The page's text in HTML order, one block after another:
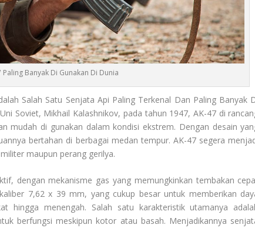
Paling Banyak Di Gunakan Di Dunia
Salah Satu Senjata Api Paling Terkenal Dan Paling Banyak
Soviet, Mikhail Kalashnikov, pada tahun 1947, AK-47 di
mudah di gunakan dalam kondisi ekstrem. Dengan desain
bertahan di berbagai medan tempur. AK-47 segera
maupun perang gerilya.
dengan mekanisme gas yang memungkinkan tembakan
7,62 x 39 mm, yang cukup besar untuk memberikan
hingga menengah. Salah satu karakteristik utamanya
berfungsi meskipun kotor atau basah. Menjadikannya